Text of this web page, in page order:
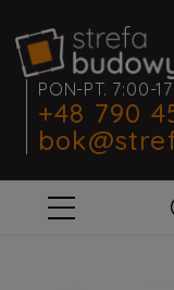
PON-PT. 7:00-
+48 790